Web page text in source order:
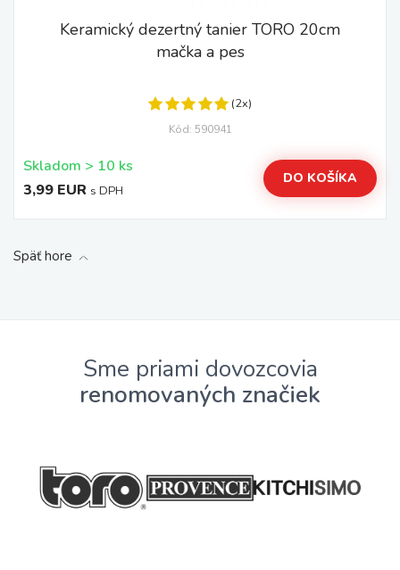
Keramický dezertný tanier TORO 20cm
mačka a pes
(2x)
Kód: 590941
Skladom > 10 ks
3,99 EUR s DPH
DO KOŠÍKA
Späť hore
Sme priami dovozcovia
renomovaných značiek